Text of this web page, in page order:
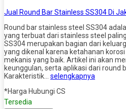
Jual Round Bar Stainless SS304 Di
Round bar stainless steel SS304
yang terbuat dari stainless steel
SS304 merupakan bagian dari
yang dikenal karena ketahanan
mekanis yang baik. Artikel ini akan
keunggulan, serta aplikasi dari round
Karakteristik… selengkapnya
*Harga Hubungi CS
Tersedia